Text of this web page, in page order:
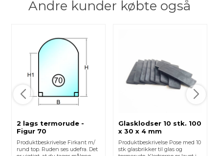
Andre kunder købte også
2 lags termorude -
Figur 70
Produktbeskrivelse Firkant m/
rund top. Ruden ses udefra. Det
Glasklodser 10 stk. 100
x 30 x 4 mm
Produktbeskrivelse Pose med 10
stk glasbrikker til glas og